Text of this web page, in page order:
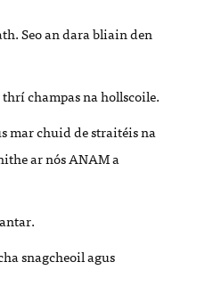
Seo an dara bliain den
champas na hollscoile.
mar chuid de straitéis na
ar nós ANAM a
snagcheoil agus